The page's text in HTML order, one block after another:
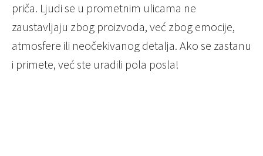
priča. Ljudi se u prometnim ulicama ne
zaustavljaju zbog proizvoda, već zbog emocije,
atmosfere ili neočekivanog detalja. Ako se zastanu
i primete, već ste uradili pola posla!